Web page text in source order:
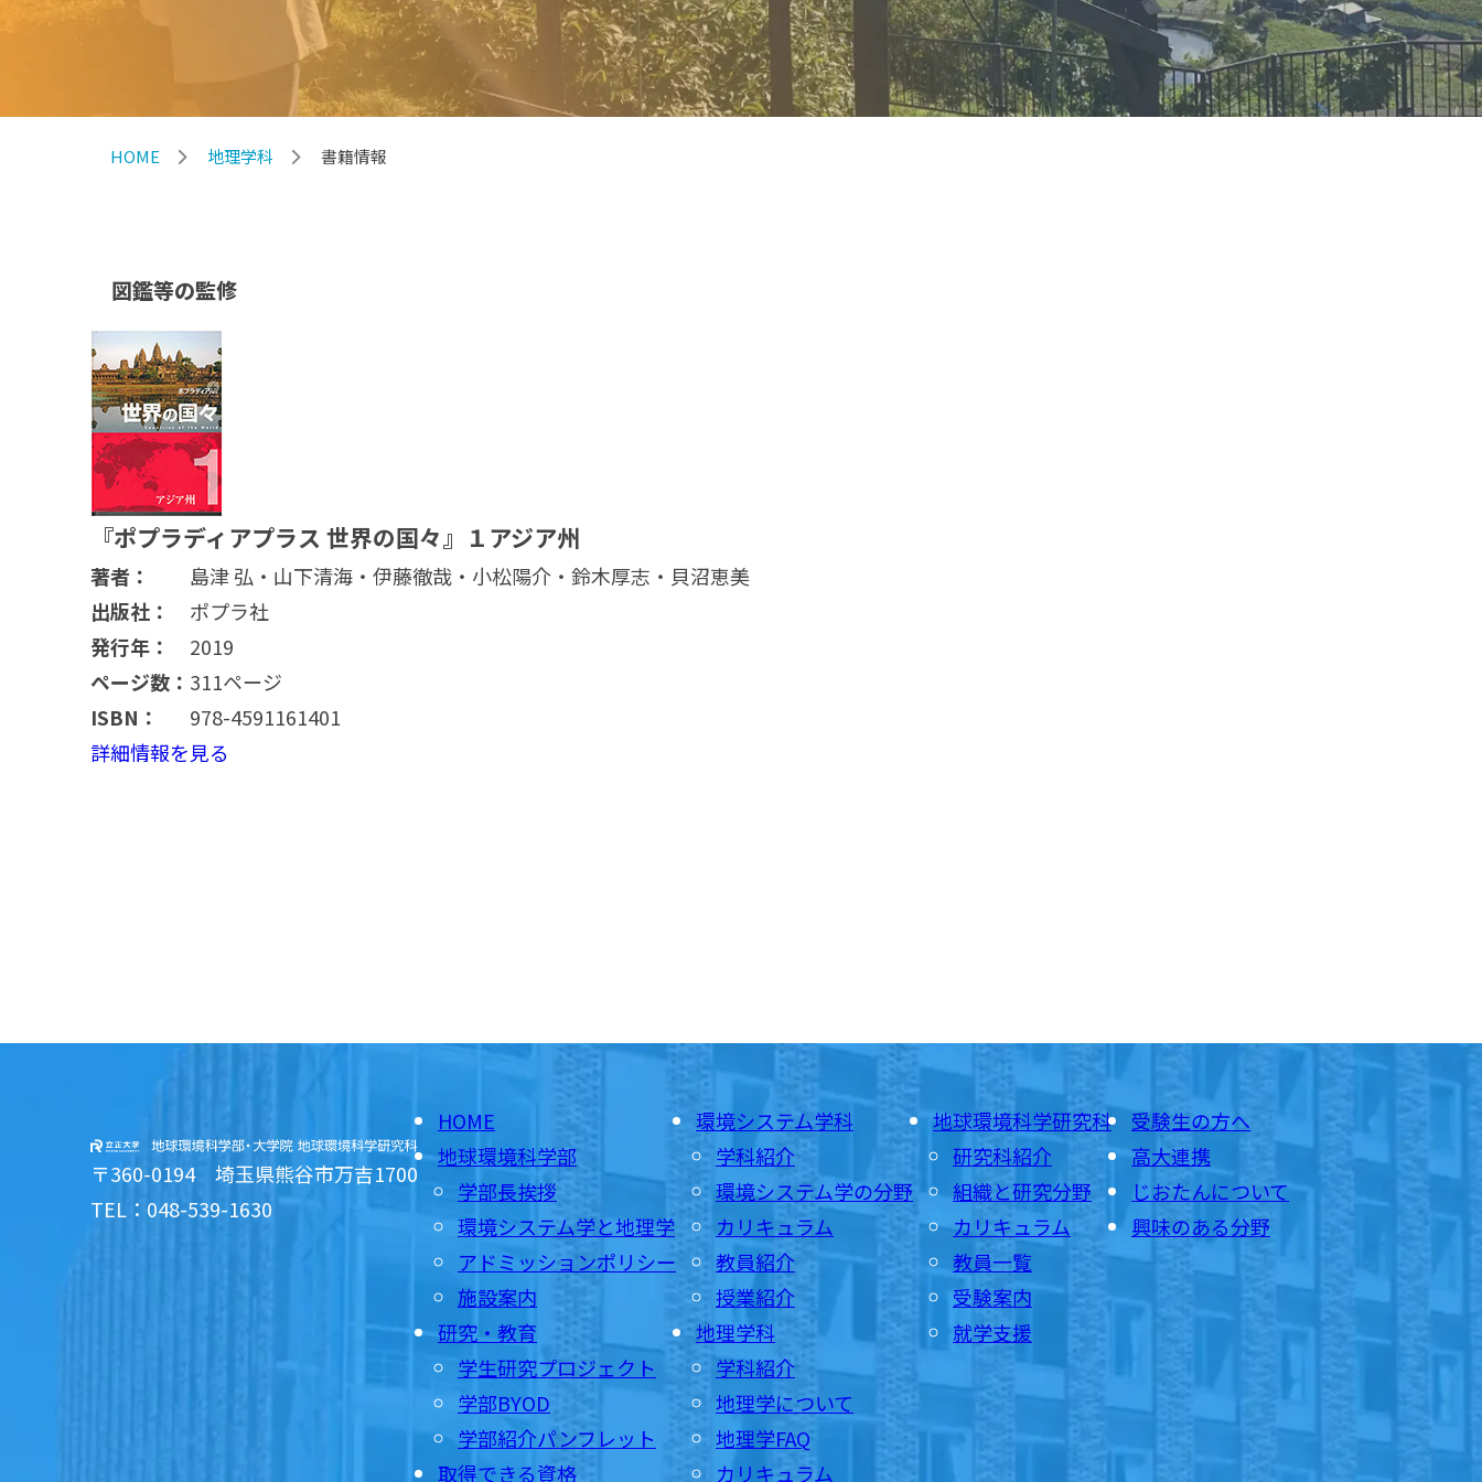
HOME 地理学科 書籍情報
図鑑等の監修
『ポプラディアプラス 世界の国々』１アジア州
著者：
島津 弘・山下清海・伊藤徹哉・小松陽介・鈴木厚志・貝沼恵美
出版社：
ポプラ社
発行年：
2019
ページ数： 311ページ
ISBN：
978-4591161401
詳細情報を見る
〒360-0194 埼玉県熊谷市万吉1700
TEL：048-539-1630
HOME
地球環境科学部
学部長挨拶
環境システム学と地理学
アドミッションポリシー
施設案内
研究・教育
学生研究プロジェクト
学部BYOD
学部紹介パンフレット
取得できる資格
環境システム学科
学科紹介
環境システム学の分野
カリキュラム
教員紹介
授業紹介
地理学科
学科紹介
地理学について
地理学FAQ
カリキュラム
地球環境科学研究科
研究科紹介
組織と研究分野
カリキュラム
教員一覧
受験案内
就学支援
受験生の方へ
高大連携
じおたんについて
興味のある分野